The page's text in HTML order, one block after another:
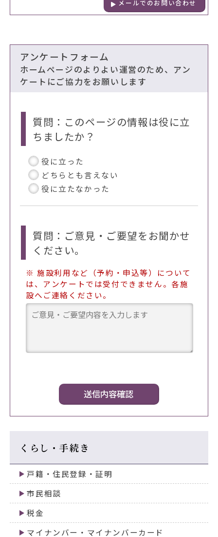
メールでのお問い合わせ
アンケートフォーム
ホームページのよりよい運営のため、アン
ケートにご協力をお願いします
質問：このページの情報は役に立
ちましたか？
役に立った
どちらとも言えない
役に立たなかった
質問：ご意見・ご要望をお聞かせ
ください。
※ 施設利用など（予約・申込等）について
は、アンケートでは受付できません。各施
設へご連絡ください。
くらし・手続き
戸籍・住民登録・証明
市民相談
税金
マイナンバー・マイナンバーカード